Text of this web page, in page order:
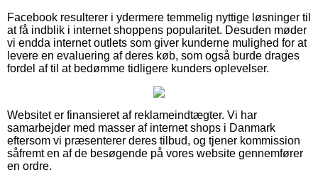
Facebook resulterer i ydermere temmelig nyttige løsninger til
at få indblik i internet shoppens popularitet. Desuden møder
vi endda internet outlets som giver kunderne mulighed for at
levere en evaluering af deres køb, som også burde drages
fordel af til at bedømme tidligere kunders oplevelser.
Websitet er finansieret af reklameindtægter. Vi har
samarbejder med masser af internet shops i Danmark
eftersom vi præsenterer deres tilbud, og tjener kommission
såfremt en af de besøgende på vores website gennemfører
en ordre.